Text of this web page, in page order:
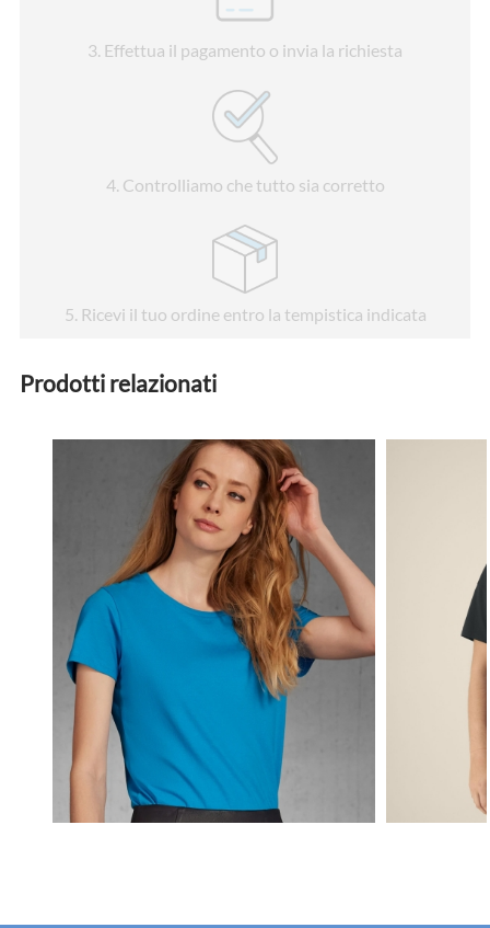
3. Effettua il pagamento o invia la richiesta
4. Controlliamo che tutto sia corretto
5. Ricevi il tuo ordine entro la tempistica indicata
Prodotti relazionati